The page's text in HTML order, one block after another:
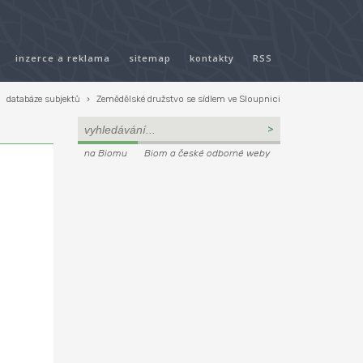
inzerce a reklama sitemap kontakty RSS
databáze subjektů › Zemědělské družstvo se sídlem ve Sloupnici
na Biomu Biom a české odborné weby